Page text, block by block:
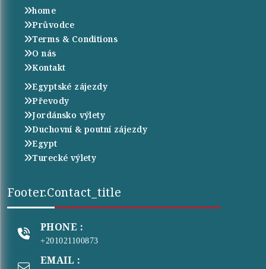
home
Průvodce
Terms & Conditions
O nás
Kontakt
Egyptské zájezdy
Převody
Jordánsko výlety
Duchovní & poutní zájezdy
Egypt
Turecké výlety
Footer.contact_title
PHONE :
+201021100873
EMAIL :